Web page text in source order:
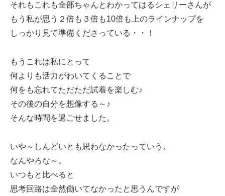
それもこれも全部ちゃんとわかってはるシェリーさんが
もう私が思う２倍も３倍も10倍も上のラインナップを
しっかり見て準備くださっている・・！
もうこれは私にとって
何よりも活力がわいてくることで
何をも忘れてただただ試着を楽しむ♪
その後の自分を想像する～♪
そんな時間を過ごせました。
いや～しんどいとも思わなかったっていう。
なんやろな～。
いつもと比べると
思考回路は全然働いてなかったと思うんですが